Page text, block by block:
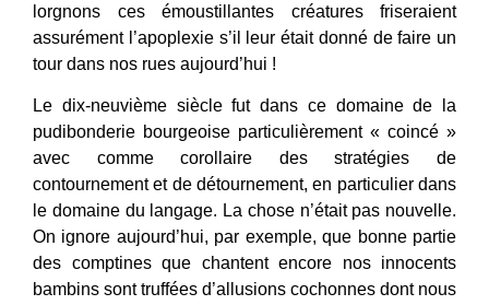
lorgnons ces émoustillantes créatures friseraient
assurément l’apoplexie s’il leur était donné de faire un
tour dans nos rues aujourd’hui !
Le dix-neuvième siècle fut dans ce domaine de la
pudibonderie bourgeoise particulièrement « coincé »
avec comme corollaire des stratégies de
contournement et de détournement, en particulier dans
le domaine du langage. La chose n’était pas nouvelle.
On ignore aujourd’hui, par exemple, que bonne partie
des comptines que chantent encore nos innocents
bambins sont truffées d’allusions cochonnes dont nous